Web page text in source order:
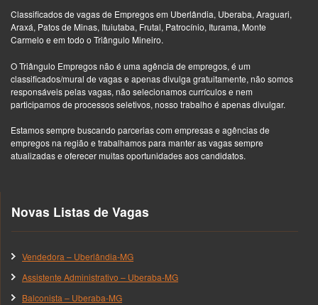
Classificados de vagas de Empregos em Uberlândia, Uberaba, Araguari,
Araxá, Patos de Minas, Ituiutaba, Frutal, Patrocínio, Iturama, Monte
Carmelo e em todo o Triângulo Mineiro.
O Triângulo Empregos não é uma agência de empregos, é um
classificados/mural de vagas e apenas divulga gratuitamente, não somos
responsáveis pelas vagas, não selecionamos currículos e nem
participamos de processos seletivos, nosso trabalho é apenas divulgar.
Estamos sempre buscando parcerias com empresas e agências de
empregos na região e trabalhamos para manter as vagas sempre
atualizadas e oferecer muitas oportunidades aos candidatos.
Novas Listas de Vagas
Vendedora – Uberlândia-MG
Assistente Administrativo – Uberaba-MG
Balconista – Uberaba-MG